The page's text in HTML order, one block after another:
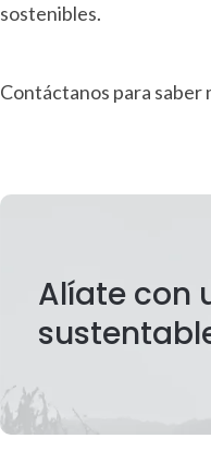
sostenibles.
Contáctanos para saber
Alíate con